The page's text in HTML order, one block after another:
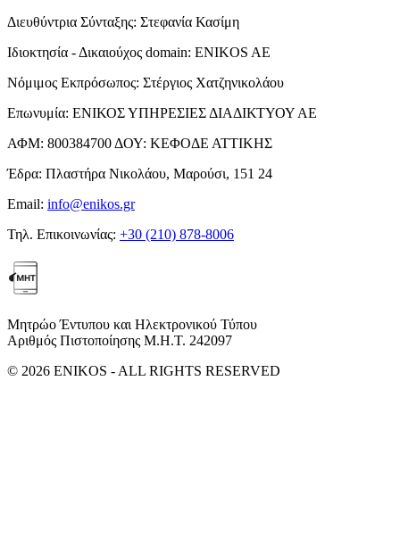
Διευθύντρια Σύνταξης: Στεφανία Κασίμη
Ιδιοκτησία - Δικαιούχος domain: ENIKOS AE
Νόμιμος Εκπρόσωπος: Στέργιος Χατζηνικολάου
Επωνυμία: ΕΝΙΚΟΣ ΥΠΗΡΕΣΙΕΣ ΔΙΑΔΙΚΤΥΟΥ ΑΕ
ΑΦΜ: 800384700 ΔΟΥ: ΚΕΦΟΔΕ ΑΤΤΙΚΗΣ
Έδρα: Πλαστήρα Νικολάου, Μαρούσι, 151 24
Email: info@enikos.gr
Τηλ. Επικοινωνίας: +30 (210) 878-8006
Μητρώο Έντυπου και Ηλεκτρονικού Τύπου
Αριθμός Πιστοποίησης Μ.Η.Τ. 242097
© 2026 ENIKOS - ALL RIGHTS RESERVED